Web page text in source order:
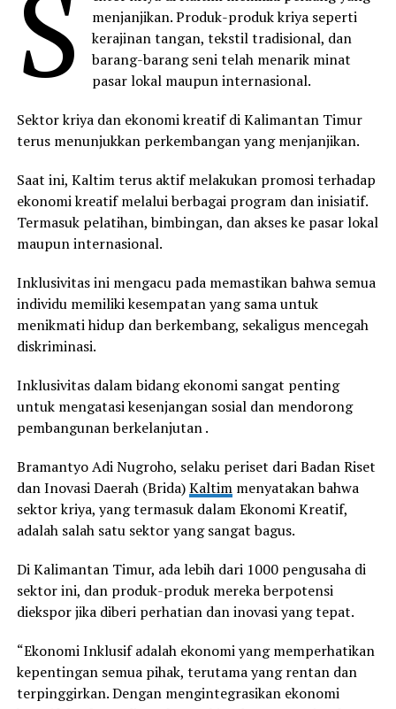
menjanjikan. Produk-produk kriya seperti
kerajinan tangan, tekstil tradisional, dan
barang-barang seni telah menarik minat
pasar lokal maupun internasional.
Sektor kriya dan ekonomi kreatif di Kalimantan Timur
terus menunjukkan perkembangan yang menjanjikan.
Saat ini, Kaltim terus aktif melakukan promosi terhadap
ekonomi kreatif melalui berbagai program dan inisiatif.
Termasuk pelatihan, bimbingan, dan akses ke pasar lokal
maupun internasional.
Inklusivitas ini mengacu pada memastikan bahwa semua
individu memiliki kesempatan yang sama untuk
menikmati hidup dan berkembang, sekaligus mencegah
diskriminasi.
Inklusivitas dalam bidang ekonomi sangat penting
untuk mengatasi kesenjangan sosial dan mendorong
pembangunan berkelanjutan .
Bramantyo Adi Nugroho, selaku periset dari Badan Riset
dan Inovasi Daerah (Brida)Kaltimmenyatakan bahwa
sektor kriya, yang termasuk dalam Ekonomi Kreatif,
adalah salah satu sektor yang sangat bagus.
Di Kalimantan Timur, ada lebih dari 1000 pengusaha di
sektor ini, dan produk-produk mereka berpotensi
diekspor jika diberi perhatian dan inovasi yang tepat.
“Ekonomi Inklusif adalah ekonomi yang memperhatikan
kepentingan semua pihak, terutama yang rentan dan
terpinggirkan. Dengan mengintegrasikan ekonomi